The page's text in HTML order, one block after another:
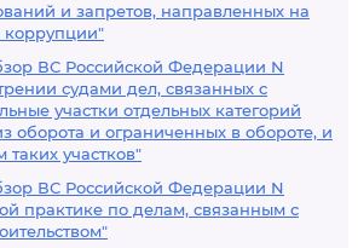
и запретов, направленных на
ВС Российской Федерации N
судами дел, связанных с
участки отдельных категорий
оборота и ограниченных в обороте, и
таких участков"
ВС Российской Федерации N
практике по делам, связанным с